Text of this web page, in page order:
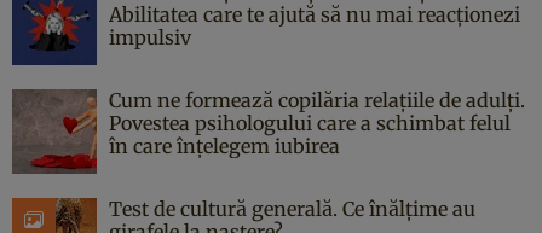
Abilitatea care te ajută să nu mai reacționezi
impulsiv
Cum ne formează copilăria relațiile de adulți.
Povestea psihologului care a schimbat felul
în care înțelegem iubirea
Test de cultură generală. Ce înălțime au